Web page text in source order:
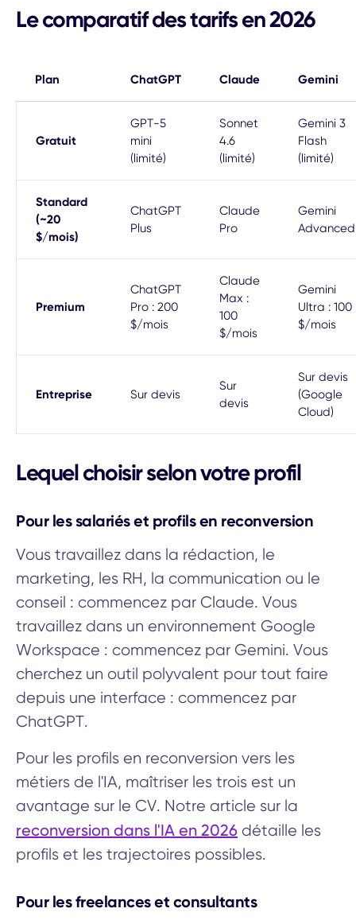
Le comparatif des tarifs en 2026
Plan ChatGPT Claude Gemini
Gratuit
GPT-5
mini
(limité)
Sonnet
4.6
(limité)
Gemini 3
Flash
(limité)
Standard
(~20
$/mois)
ChatGPT
Plus
Claude
Pro
Gemini
Advanced
Premium
ChatGPT
Pro : 200
$/mois
Claude
Max :
100
$/mois
Gemini
Ultra : 100
$/mois
Entreprise Sur devis
Sur
devis
Sur devis
(Google
Cloud)
Lequel choisir selon votre profil
Pour les salariés et profils en reconversion
Vous travaillez dans la rédaction, le
marketing, les RH, la communication ou le
conseil : commencez par Claude. Vous
travaillez dans un environnement Google
Workspace : commencez par Gemini. Vous
cherchez un outil polyvalent pour tout faire
depuis une interface : commencez par
ChatGPT.
Pour les profils en reconversion vers les
métiers de l'IA, maîtriser les trois est un
avantage sur le CV. Notre article sur la
reconversion dans l'IA en 2026 détaille les
profils et les trajectoires possibles.
Pour les freelances et consultants